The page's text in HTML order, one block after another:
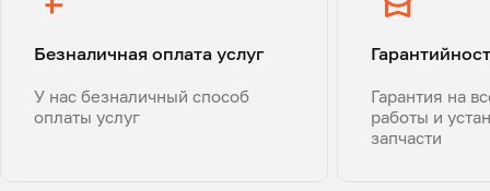
Безналичная оплата услуг
У нас безналичный способ
оплаты услуг
Гарантия на
работы и
запчасти